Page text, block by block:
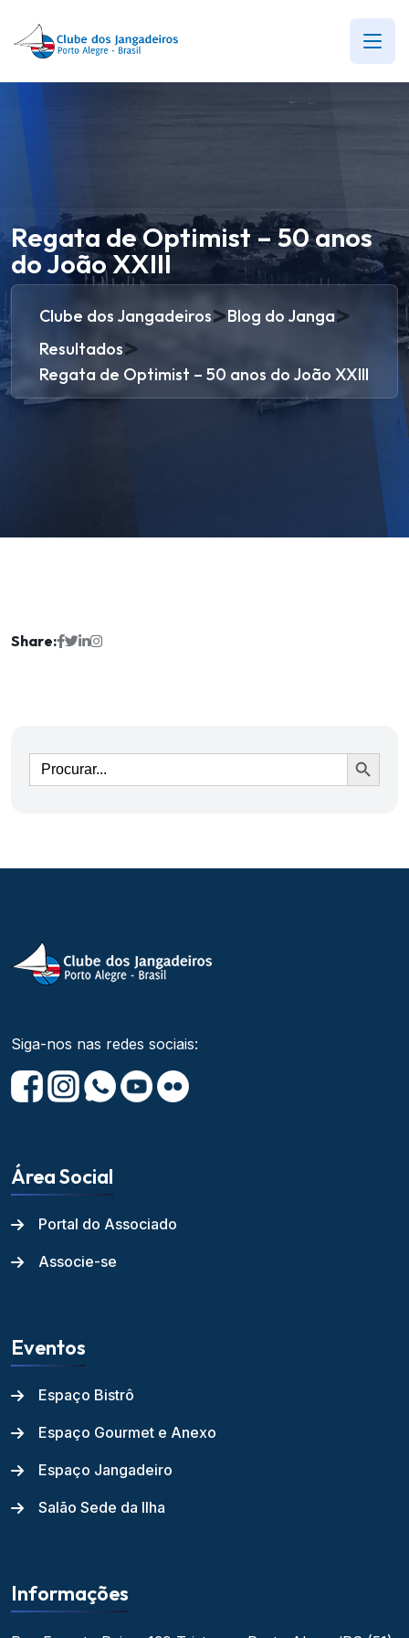
Regata de Optimist – 50 anos
do João XXIII
Clube dos Jangadeiros>Blog do Janga>
Resultados>
Regata de Optimist – 50 anos do João XXIII
Share:
Ir
Siga-nos nas redes sociais:
Área Social
Portal do Associado
Associe-se
Eventos
Espaço Bistrô
Espaço Gourmet e Anexo
Espaço Jangadeiro
Salão Sede da Ilha
Informações